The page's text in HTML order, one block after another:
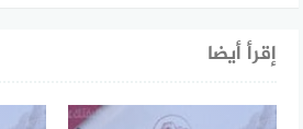
إقرأ أيضا